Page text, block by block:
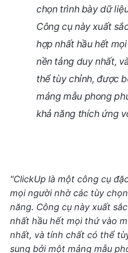
chọn trình bày dữ
Công cụ này xuất
hợp nhất hầu hết
nền tảng duy nhất,
thể tùy chỉnh, được
mảng mẫu phong
khả năng thích ứng
"ClickUp là một công cụ
mọi người nhờ các tùy
năng. Công cụ này xuất
nhất hầu hết mọi thứ vào
nhất, và tính chất có thể
sung bởi một mảng mẫu